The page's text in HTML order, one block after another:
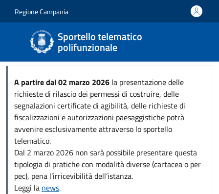
Regione Campania
Sportello telematico
polifunzionale
A partire dal 02 marzo 2026la presentazione delle
richieste di rilascio dei permessi di costruire, delle
segnalazioni certificate di agibilità, delle richieste di
fiscalizzazioni e autorizzazioni paesaggistiche potrà
avvenire esclusivamente attraverso lo sportello
telematico.
Dal 2 marzo 2026 non sarà possibile presentare questa
tipologia di pratiche con modalità diverse (cartacea o per
pec), pena l’irricevibilità dell’istanza.
Leggi la news.